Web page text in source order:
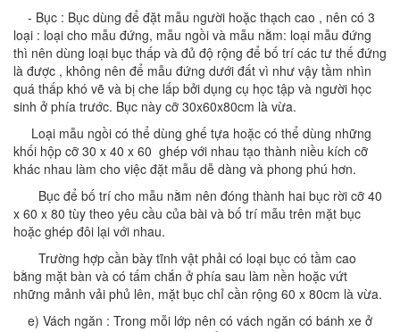
- Bục : Bục dùng để đặt mẫu người hoặc thạch cao , nên có 3
loại : loại cho mẫu đứng, mẫu ngồi và mẫu nằm: loại mẫu đứng
thì nên dùng loại bục thấp và đủ độ rộng để bố trí các tư thế đứng
là được , không nên để mẫu đứng dưới đất vì như vậy tầm nhìn
quá thấp khó vẽ và bị che lấp bởi dụng cụ học tập và người học
sinh ở phía trước. Bục này cỡ 30x60x80cm là vừa.
Loại mẫu ngồi có thể dùng ghế tựa hoặc có thể dùng những
khối hộp cỡ 30 x 40 x 60 ghép với nhau tạo thành niều kích cỡ
khác nhau làm cho việc đặt mẫu dễ dàng và phong phú hơn.
Bục để bố trí cho mẫu nằm nên đóng thành hai bục rời cỡ 40
x 60 x 80 tùy theo yêu cầu của bài và bố trí mẫu trên mặt bục
hoặc ghép đôi lại với nhau.
Trường hợp cần bày tĩnh vật phải có loại bục có tầm cao
bằng mặt bàn và có tấm chắn ở phía sau làm nền hoặc vứt
những mảnh vải phủ lên, mặt bục chỉ cần rộng 60 x 80cm là vừa.
e) Vách ngăn : Trong mỗi lớp nên có vách ngăn có bánh xe ở